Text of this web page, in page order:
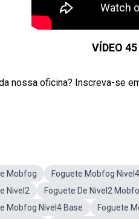
VÍDEO
nossa oficina? Inscreva-se
Mobfog Foguete Mobfog Nivel4
Nivel2
Foguete De Nivel2
Mobfog Nível4 Base
Foguete